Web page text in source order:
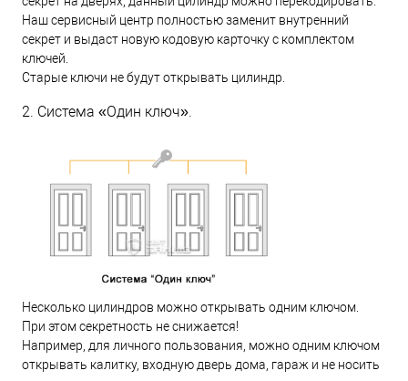
Наш сервисный центр полностью заменит внутренний
секрет и выдаст новую кодовую карточку с комплектом
ключей.
Старые ключи не будут открывать цилиндр.
2. Система «Один ключ».
Несколько цилиндров можно открывать одним ключом.
При этом секретность не снижается!
Например, для личного пользования, можно одним ключом
открывать калитку, входную дверь дома, гараж и не носить